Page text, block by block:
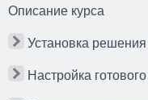
Описание курса
Установка решения
Настройка